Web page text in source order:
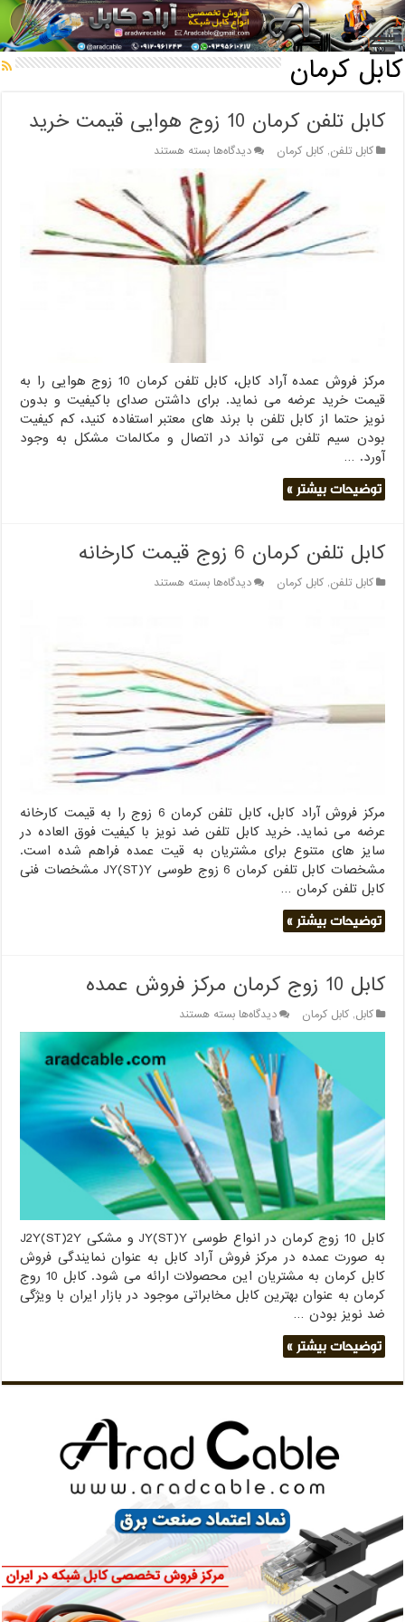
خانه / کابل / کابل کرمان
کابل کرمان
کابل تلفن کرمان 10 زوج هوایی قیمت خرید
کابل تلفن,کابل کرمان دیدگاه‌هابرای
کابل
تلفن
کرمان
10
زوج
هوایی
قیمت
بسته هستند
مرکز فروش عمده آراد کابل، کابل تلفن کرمان 10 زوج هوایی را به
قیمت خرید عرضه می نماید. برای داشتن صدای باکیفیت و بدون
نویز حتما از کابل تلفن با برند های معتبر استفاده کنید، کم کیفیت
بودن سیم تلفن می تواند در اتصال و مکالمات مشکل به وجود
آورد. …
توضیحات بیشتر »
کابل تلفن کرمان 6 زوج قیمت کارخانه
کابل تلفن,کابل کرمان دیدگاه‌هابرای
زوج
قیمت
کارخانه
بسته هستند
مرکز فروش آراد کابل، کابل تلفن کرمان 6 زوج را به قیمت کارخانه
عرضه می نماید. خرید کابل تلفن ضد نویز با کیفیت فوق العاده در
سایز های متنوع برای مشتریان به قیت عمده فراهم شده است.
مشخصات کابل تلفن کرمان 6 زوج طوسی JY(ST)Y مشخصات فنی
کابل تلفن کرمان …
توضیحات بیشتر »
کابل 10 زوج کرمان مرکز فروش عمده
کابل,کابل کرمان دیدگاه‌هابرای
کابل
10
زوج
کرمان
مرکز
فروش
عمده
بسته هستند
کابل 10 زوج کرمان در انواع طوسی JY(ST)Y و مشکی J2Y(ST)2Y
به صورت عمده در مرکز فروش آراد کابل به عنوان نمایندگی فروش
کابل کرمان به مشتریان این محصولات ارائه می شود. کابل 10 روج
کرمان به عنوان بهترین کابل مخابراتی موجود در بازار ایران با ویژگی
ضد نویز بودن …
توضیحات بیشتر »